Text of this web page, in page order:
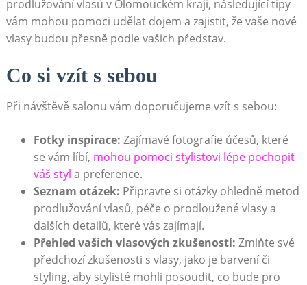
prodlužování vlasů v Olomouckém kraji, následující tipy
vám mohou pomoci udělat dojem a zajistit, že vaše nové
vlasy budou přesně podle vašich představ.
Co si vzít s sebou
Při návštěvě salonu vám doporučujeme vzít s sebou:
Fotky inspirace: Zajímavé fotografie účesů, které
se vám líbí, mohou pomoci stylistovi lépe pochopit
váš styl a preference.
Seznam otázek: Připravte si otázky ohledně metod
prodlužování vlasů, péče o prodloužené vlasy a
dalších detailů, které vás zajímají.
Přehled vašich vlasových zkušeností: Zmiňte své
předchozí zkušenosti s vlasy, jako je barvení či
styling, aby stylisté mohli posoudit, co bude pro